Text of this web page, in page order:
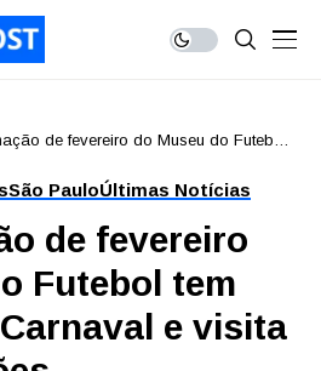
de fevereiro do Museu do Futebol
São PauloÚltimas Notícias
de fevereiro
Futebol tem
e visita